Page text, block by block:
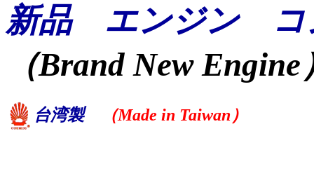
新品 エンジン コ
（Brand New Engine
台湾製 （Made in Taiwan）